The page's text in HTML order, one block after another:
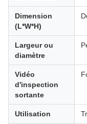
Dimension
(L*W*H)
Largeur ou
diamètre
Vidéo
d'inspection
sortante
Utilisation